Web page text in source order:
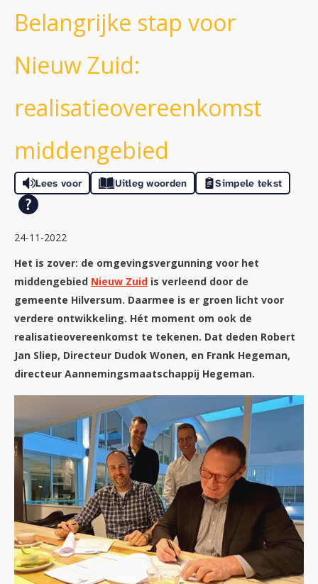
Belangrijke stap voor
Nieuw Zuid:
realisatieovereenkomst
middengebied
Lees voor Uitleg woorden Simpele tekst
24-11-2022
Het is zover: de omgevingsvergunning voor het
middengebied Nieuw Zuid is verleend door de
gemeente Hilversum. Daarmee is er groen licht voor
verdere ontwikkeling. Hét moment om ook de
realisatieovereenkomst te tekenen. Dat deden Robert
Jan Sliep, Directeur Dudok Wonen, en Frank Hegeman,
directeur Aannemingsmaatschappij Hegeman.